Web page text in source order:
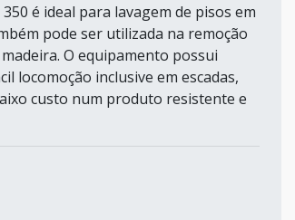
é ideal para lavagem de pisos em
pode ser utilizada na remoção
O equipamento possui
locomoção inclusive em escadas,
custo num produto resistente e